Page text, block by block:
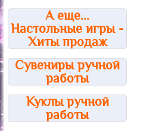
А еще...
Настольные игры -
Хиты продаж
Сувениры ручной
работы
Куклы ручной
работы